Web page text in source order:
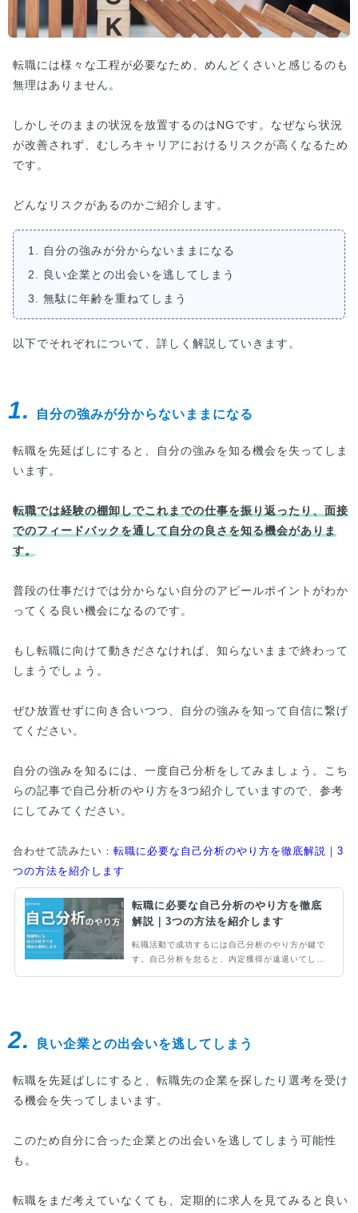
転職には様々な工程が必要なため、めんどくさいと感じるのも
無理はありません。
しかしそのままの状況を放置するのはNGです。なぜなら状況
が改善されず、むしろキャリアにおけるリスクが高くなるため
です。
どんなリスクがあるのかご紹介します。
1. 自分の強みが分からないままになる
2. 良い企業との出会いを逃してしまう
3. 無駄に年齢を重ねてしまう
以下でそれぞれについて、詳しく解説していきます。
1. 自分の強みが分からないままになる
転職を先延ばしにすると、自分の強みを知る機会を失ってしま
います。
転職では経験の棚卸しでこれまでの仕事を振り返ったり、面接
でのフィードバックを通して自分の良さを知る機会がありま
す。
普段の仕事だけでは分からない自分のアピールポイントがわか
ってくる良い機会になるのです。
もし転職に向けて動きださなければ、知らないままで終わって
しまうでしょう。
ぜひ放置せずに向き合いつつ、自分の強みを知って自信に繋げ
てください。
自分の強みを知るには、一度自己分析をしてみましょう。こち
らの記事で自己分析のやり方を3つ紹介していますので、参考
にしてみてください。
合わせて読みたい： 転職に必要な自己分析のやり方を徹底解説｜3
つの方法を紹介します
転職に必要な自己分析のやり方を徹底
解説｜3つの方法を紹介します
転職活動で成功するには自己分析のやり方が鍵で
す。自己分析を怠ると、内定獲得が遠退いてしま
2. 良い企業との出会いを逃してしまう
転職を先延ばしにすると、転職先の企業を探したり選考を受け
る機会を失ってしまいます。
このため自分に合った企業との出会いを逃してしまう可能性
も。
転職をまだ考えていなくても、定期的に求人を見てみると良い